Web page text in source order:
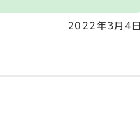
2022年3月4日